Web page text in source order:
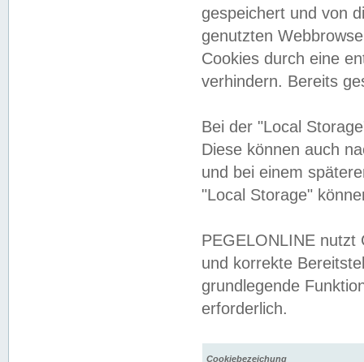
gespeichert und von
genutzten
Cookies durch eine
verhindern. Bereits
Bei der "Local
Diese können auch
und bei einem
"Local Storage"
PEGELONLINE nutzt
und korrekte
grundlegende
erforderlich.
Cookiebezeichung